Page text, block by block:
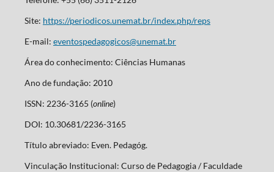
Site: https://periodicos.unemat.br/index.php/reps
E-mail: eventospedagogicos@unemat.br
Área do conhecimento: Ciências Humanas
Ano de fundação: 2010
ISSN: 2236-3165 (online)
DOI: 10.30681/2236-3165
Título abreviado: Even. Pedagóg.
Vinculação Institucional: Curso de Pedagogia / Faculdade